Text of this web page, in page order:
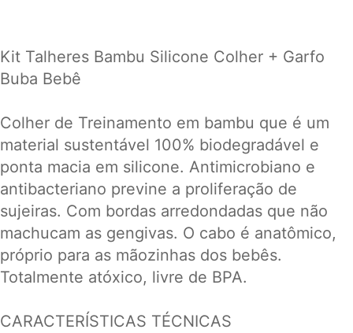
Kit Talheres Bambu Silicone Colher + Garfo
Buba Bebê
Colher de Treinamento em bambu que é um
material sustentável 100% biodegradável e
ponta macia em silicone. Antimicrobiano e
antibacteriano previne a proliferação de
sujeiras. Com bordas arredondadas que não
machucam as gengivas. O cabo é anatômico,
próprio para as mãozinhas dos bebês.
Totalmente atóxico, livre de BPA.
CARACTERÍSTICAS TÉCNICAS